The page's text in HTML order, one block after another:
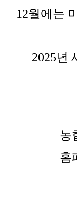
12월에는
2025년
농
홈